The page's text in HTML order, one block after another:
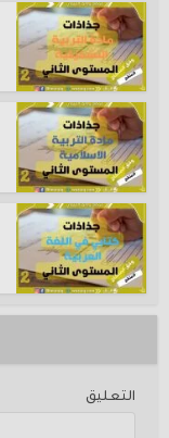
التعليق